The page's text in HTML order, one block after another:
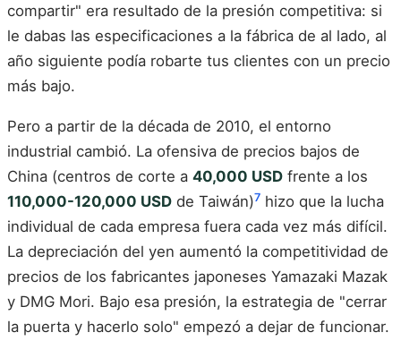
compartir" era resultado de la presión competitiva: si
le dabas las especificaciones a la fábrica de al lado, al
año siguiente podía robarte tus clientes con un precio
más bajo.
Pero a partir de la década de 2010, el entorno
industrial cambió. La ofensiva de precios bajos de
China (centros de corte a 40,000 USD frente a los
110,000-120,000 USD de Taiwán)7 hizo que la lucha
individual de cada empresa fuera cada vez más difícil.
La depreciación del yen aumentó la competitividad de
precios de los fabricantes japoneses Yamazaki Mazak
y DMG Mori. Bajo esa presión, la estrategia de "cerrar
la puerta y hacerlo solo" empezó a dejar de funcionar.